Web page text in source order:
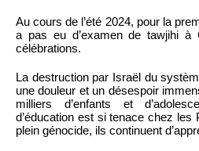
Au cours de l’été 2024, pour la
a pas eu d’examen de tawjihi
célébrations.
La destruction par Israël du
une douleur et un désespoir
milliers d’enfants et
d’éducation est si tenace chez les
plein génocide, ils continuent